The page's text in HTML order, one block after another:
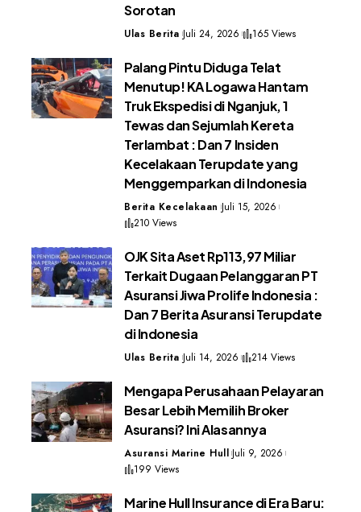
Sorotan
Ulas Berita Juli 24, 2026 165 Views
Palang Pintu Diduga Telat
Menutup! KA Logawa Hantam
Truk Ekspedisi di Nganjuk, 1
Tewas dan Sejumlah Kereta
Terlambat : Dan 7 Insiden
Kecelakaan Terupdate yang
Menggemparkan di Indonesia
Berita Kecelakaan Juli 15, 2026
210 Views
OJK Sita Aset Rp113,97 Miliar
Terkait Dugaan Pelanggaran PT
Asuransi Jiwa Prolife Indonesia :
Dan 7 Berita Asuransi Terupdate
di Indonesia
Ulas Berita Juli 14, 2026 214 Views
Mengapa Perusahaan Pelayaran
Besar Lebih Memilih Broker
Asuransi? Ini Alasannya
Asuransi Marine Hull Juli 9, 2026
199 Views
Marine Hull Insurance di Era Baru: